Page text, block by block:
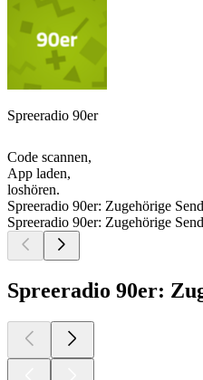
Spreeradio 90er
Code scannen,
App laden,
loshören.
Spreeradio 90er: Zugehörige
Spreeradio 90er: Zugehörige
Spreeradio 90er: